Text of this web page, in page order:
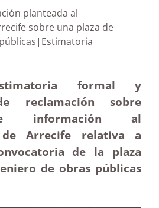
planteada al
sobre una plaza de
públicas|Estimatoria
formal y
reclamación sobre
información al
de Arrecife relativa a
de la plaza
de obras públicas